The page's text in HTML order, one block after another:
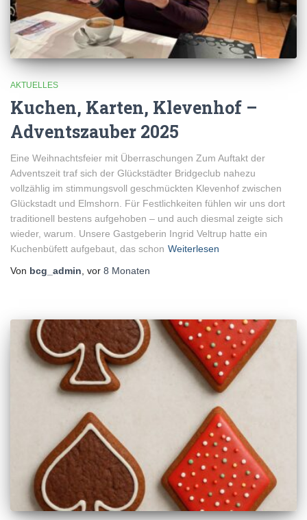
AKTUELLES
Kuchen, Karten, Klevenhof –
Adventszauber 2025
Eine Weihnachtsfeier mit Überraschungen Zum Auftakt der
Adventszeit traf sich der Glückstädter Bridgeclub nahezu
vollzählig im stimmungsvoll geschmückten Klevenhof zwischen
Glückstadt und Elmshorn. Für Festlichkeiten fühlen wir uns dort
traditionell bestens aufgehoben – und auch diesmal zeigte sich
wieder, warum. Unsere Gastgeberin Ingrid Veltrup hatte ein
Kuchenbüfett aufgebaut, das schon Weiterlesen
Von bcg_admin , vor 8 Monaten